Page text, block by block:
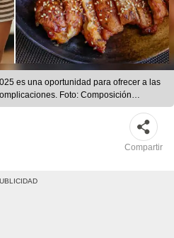
es una oportunidad para ofrecer a las
Foto: Composición
Andina
Compartir